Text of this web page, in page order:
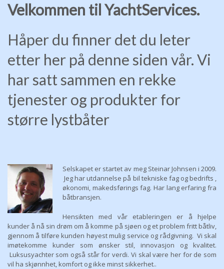
Velkommen til YachtServices.
Håper du finner det du leter
etter her på denne siden vår. Vi
har satt sammen en rekke
tjenester og produkter for
større lystbåter
Selskapet er startet av meg Steinar Johnsen i 2009.
Jeg har utdannelse på bil tekniske fag og bedrifts ,
økonomi, makedsførings fag. Har lang erfaring fra
båtbransjen.
Hensikten med vår etableringen er å hjelpe
kunder å nå sin drøm om å komme på sjøen og et problem fritt båtliv,
gjennom å tilføre kunden høyest mulig service og rådgivning. Vi skal
imøtekomme kunder som ønsker stil, innovasjon og kvalitet.
Luksusyachter som også står for verdi. Vi skal være her for de som
vil ha skjønnhet, komfort og ikke minst sikkerhet..